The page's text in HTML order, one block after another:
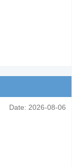
Date: 2026-08-06